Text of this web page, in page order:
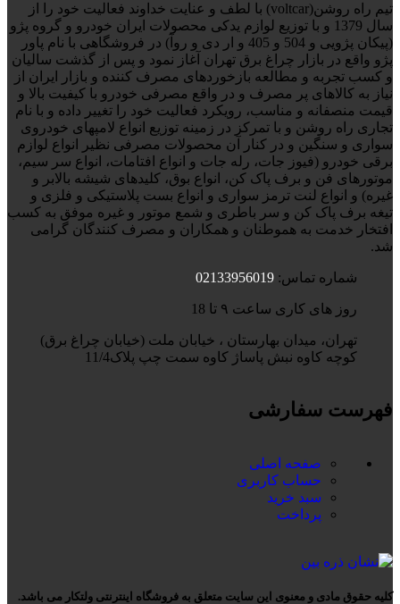
تیم راه روشن(voltcar) با لطف و عنایت خداوند فعالیت خود را از
سال 1379 و با توزیع لوازم یدکی محصولات ایران خودرو و گروه پژو
(پیکان پژویی و 504 و 405 و ار دی و روآ) در فروشگاهی با نام پاور
پژو واقع در بازار چراغ برق تهران آغاز نمود و پس از گذشت سالیان
و کسب تجربه و مطالعه بازخوردهای مصرف کننده و بازار ایران از
نیاز به کالاهای پر مصرف و در واقع مصرفی خودرو با کیفیت بالا و
قیمت منصفانه و مناسب، رویکرد فعالیت خود را تغییر داده و با نام
تجاری راه روشن و با تمرکز در زمینه توزیع انواع لامپهای خودروی
سواری و سنگین و در کنار آن محصولات مصرفی نظیر انواع لوازم
برقی خودرو (فیوز جات، رله جات و انواع افتامات، انواع سر سیم،
موتورهای فن و برف پاک کن، انواع بوق، کلیدهای شیشه بالابر و
غیره) و انواع لنت ترمز سواری و انواع بست پلاستیکی و فلزی و
تیغه برف پاک کن و سر باطری و شمع موتور و غیره موفق به کسب
افتخار خدمت به هموطنان و همکاران و مصرف کنندگان گرامی
شد.
شماره تماس: 02133956019
روز های کاری ساعت ۹ تا 18
تهران، میدان بهارستان ، خیابان ملت (خیابان چراغ برق)
کوچه کاوه نبش پاساژ کاوه سمت چپ پلاک11/4
فهرست سفارشی
صفحه اصلی
حساب کاربری
سبد خرید
پرداخت
کلیه حقوق مادی و معنوی این سایت متعلق به فروشگاه اینترنتی ولتکار می باشد.